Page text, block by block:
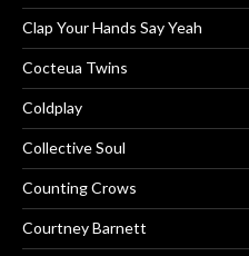
Clap Your Hands Say Yeah
Cocteua Twins
Coldplay
Collective Soul
Counting Crows
Courtney Barnett